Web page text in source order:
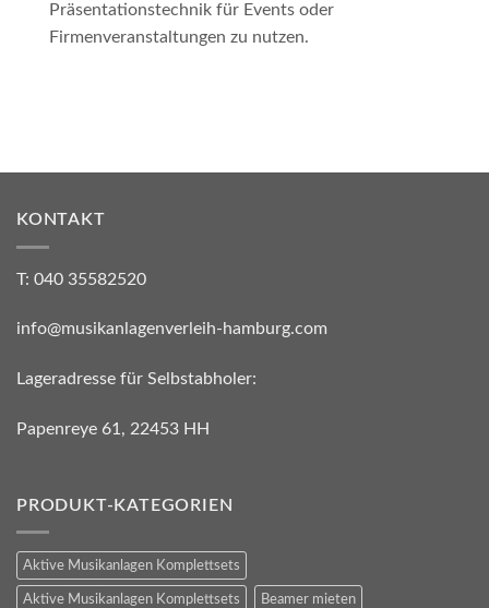
Präsentationstechnik für Events oder
Firmenveranstaltungen zu nutzen.
KONTAKT
T: 040 35582520
info@musikanlagenverleih-hamburg.com
Lageradresse für Selbstabholer:
Papenreye 61, 22453 HH
PRODUKT-KATEGORIEN
Aktive Musikanlagen Komplettsets
Aktive Musikanlagen Komplettsets Beamer mieten